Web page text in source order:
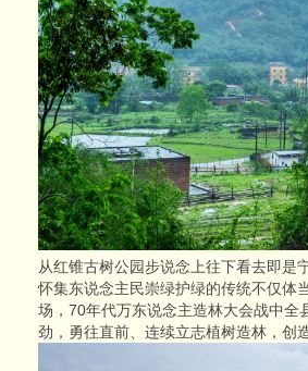
从红锥古树公园步说念上往下看去即是
怀集东说念主民崇绿护绿的传统不仅体
场，70年代万东说念主造林大会战中全
劲，勇往直前、连续立志植树造林，创